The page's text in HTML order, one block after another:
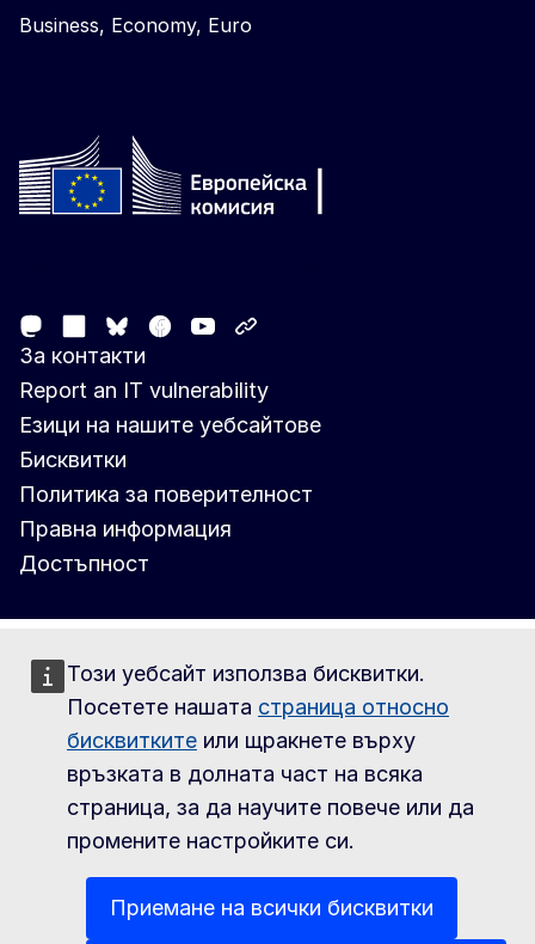
Този уебсайт използва бисквитки.
Посетете нашата страница относно
бисквитките или щракнете върху
връзката в долната част на всяка
страница, за да научите повече или да
промените настройките си.
Приемане на всички бисквитки
Business, Economy, Euro
MastodonLinkedIn
Bluesky
Facebook
Youtube
За контакти
Report an IT vulnerability
Езици на нашите уебсайтове
Бисквитки
Политика за поверителност
Правна информация
Достъпност